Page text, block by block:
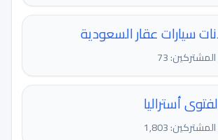
سيارات عقار السعودية
المشتركين: 73
أستراليا
المشتركين: 1,803